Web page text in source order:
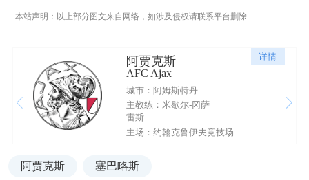
本站声明：以上部分图文来自网络，如涉及侵权请联系平台删除
详情
阿贾克斯
AFC Ajax
城市：阿姆斯特丹
主教练：米歇尔-冈萨
雷斯
主场：约翰克鲁伊夫竞技场
阿贾克斯 塞巴略斯